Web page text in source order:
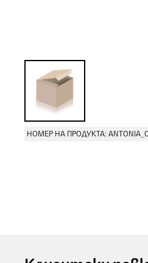
НОМЕР НА ПРОДУКТА: